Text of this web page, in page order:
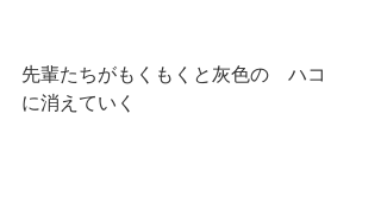
先輩たちがもくもくと灰色の　ハコ
に消えていく